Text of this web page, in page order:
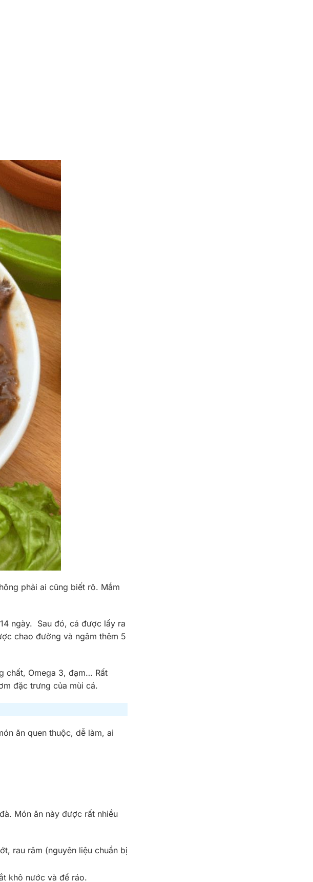
phải ai cũng biết rõ. Mắm
ngày. Sau đó, cá được lấy ra
chao đường và ngâm thêm 5
chất, Omega 3, đạm… Rất
đặc trưng của mùi cá.
ăn quen thuộc, dễ làm, ai
Món ăn này được rất nhiều
rau răm (nguyên liệu chuẩn bị
khô nước và để ráo.